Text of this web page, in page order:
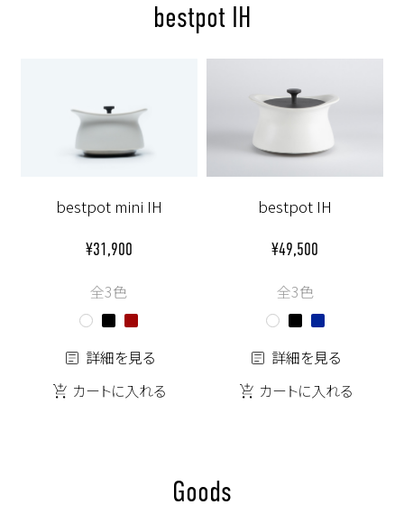
bestpot IH
bestpot mini IH
¥31,900
全3色
詳細を見る
カートに入れる
bestpot IH
¥49,500
全3色
詳細を見る
カートに入れる
Goods